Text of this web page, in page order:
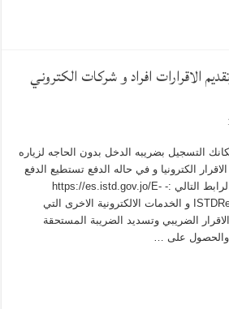
الاقرارات افراد و شركات الكتروني
التسجيل بضريبه الدخل بدون الحاجه لزياره
الكترونيا و في حاله الدفع تستطيع الدفع
عبر خدمه الدفع الاكتروني الرابط التالي :- https://es.istd.gov.jo/E-
ISTDRegistration/RegForm.aspx و الخدمات الالكترونية الاخرى التي
الضريبي وتسديد الضريبة المستحقة
والحصول على …